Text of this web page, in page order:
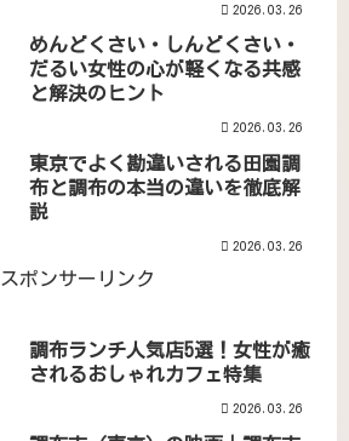
2026.03.26
めんどくさい・しんどくさい・
だるい女性の心が軽くなる共感
と解決のヒント
2026.03.26
東京でよく勘違いされる田園調
布と調布の本当の違いを徹底解
説
2026.03.26
スポンサーリンク
調布ランチ人気店5選！女性が癒
されるおしゃれカフェ特集
2026.03.26